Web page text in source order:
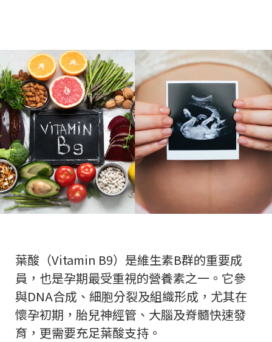
葉酸（Vitamin B9）是維生素B群的重要成
員，也是孕期最受重視的營養素之一。它參
與DNA合成、細胞分裂及組織形成，尤其在
懷孕初期，胎兒神經管、大腦及脊髓快速發
育，更需要充足葉酸支持。